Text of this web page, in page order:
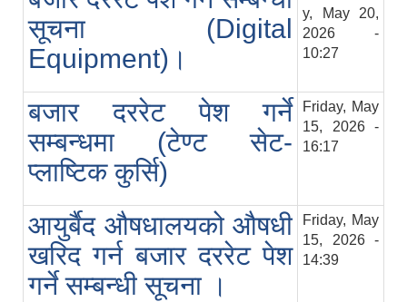
सूचना (Digital
Equipment)।
y, May 20,
2026 -
10:27
बजार दररेट पेश गर्ने
सम्बन्धमा (टेण्ट सेट-
प्लाष्टिक कुर्सि)
Friday, May
15, 2026 -
16:17
आयुर्बैद ‍औषधालयको ‌औषधी
खरिद गर्न बजार दररेट पेश
गर्ने सम्बन्धी सूचना ।
Friday, May
15, 2026 -
14:39